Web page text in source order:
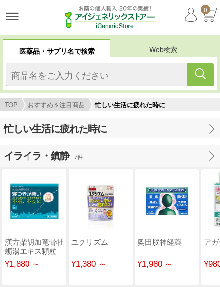
0
医薬品・サプリ名で検索 Web検索
TOP おすすめ＆注目商品 忙しい生活に疲れた時に
忙しい生活に疲れた時に
イライラ・鎮静 7件
漢方柴胡加竜骨牡
蛎湯エキス顆粒
(クラシエ)
¥1,880 ～
ユクリズム
¥1,380 ～
奥田脳神経薬
¥1,980 ～
ア